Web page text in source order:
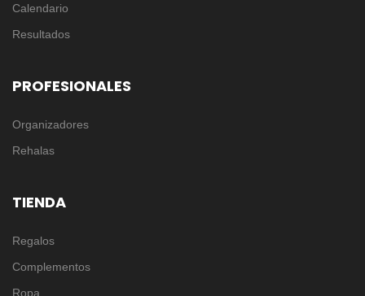
Calendario
Resultados
PROFESIONALES
Organizadores
Rehalas
TIENDA
Regalos
Complementos
Ropa